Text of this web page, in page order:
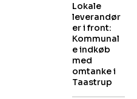
Lokale
leverandør
er i front:
Kommunal
e indkøb
med
omtanke i
Taastrup